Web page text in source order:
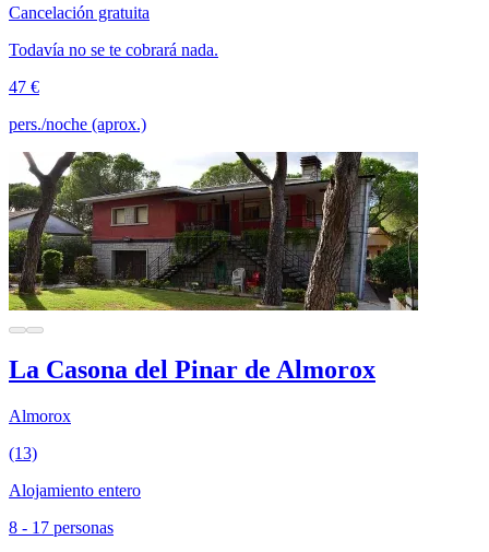
Cancelación gratuita
Todavía no se te cobrará nada.
47 €
pers./noche (aprox.)
La Casona del Pinar de Almorox
Almorox
(13)
Alojamiento entero
8 - 17 personas